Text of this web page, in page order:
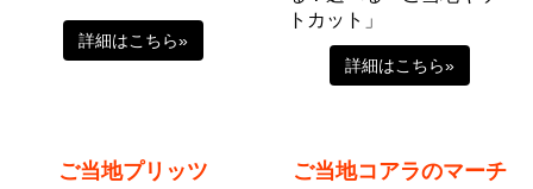
詳細はこちら»
トカット」
詳細はこちら»
ご当地プリッツ ご当地コアラのマーチ